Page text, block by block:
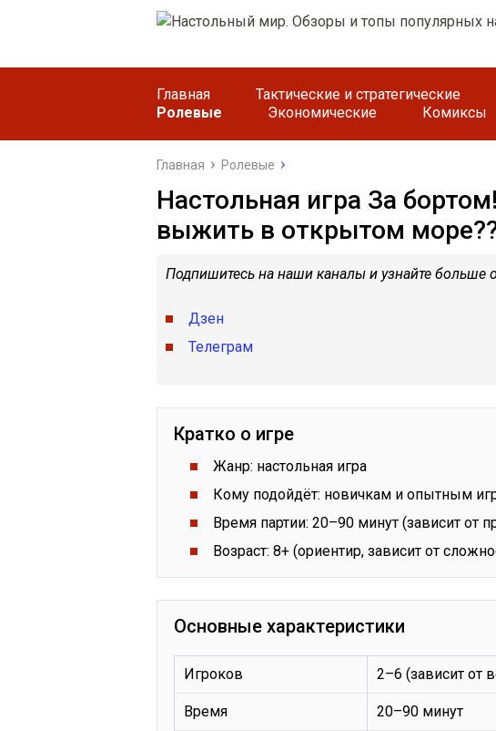
Главная Тактические и стратегические
Ролевые
Экономические Комиксы
Главная Ролевые
Настольная игра За
выжить в открытом
Подпишитесь на наши каналы и узнайте больше
Дзен
Телеграм
Кратко о игре
Жанр: настольная игра
Кому подойдёт: новичкам и опытным
Время партии: 20–90 минут (зависит от
Возраст: 8+ (ориентир, зависит от
Основные характеристики
Игроков 2–6 (зависит от
Время 20–90 минут